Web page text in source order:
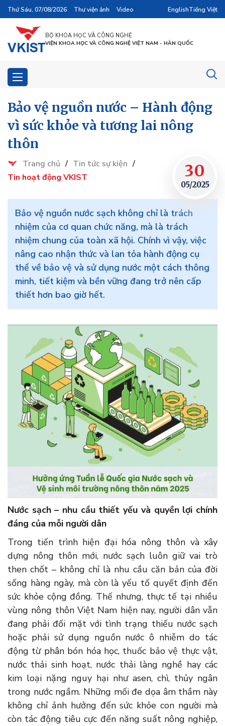
Thứ Sáu, 07/08/2026 Thư viện ảnh Video EnglishTiếng Việt
BỘ KHOA HỌC VÀ CÔNG NGHỆ
VIỆN KHOA HỌC VÀ CÔNG NGHỆ VIỆT NAM - HÀN QUỐC
30
05/2025
Bảo vệ nguồn nước – Hành động
vì sức khỏe và tương lai nông
thôn
Trang chủ / Tin tức sự kiện /
Tin hoạt động VKIST
Bảo vệ nguồn nước sạch không chỉ là trách
nhiệm của cơ quan chức năng, mà là trách
nhiệm chung của toàn xã hội. Chính vì vậy, việc
nâng cao nhận thức và lan tỏa hành động cụ
thể về bảo vệ và sử dụng nước một cách thông
minh, tiết kiệm và bền vững đang trở nên cấp
thiết hơn bao giờ hết.
Nước sạch – nhu cầu thiết yếu và quyền lợi chính
đáng của mỗi người dân
Trong tiến trình hiện đại hóa nông thôn và xây
dựng nông thôn mới, nước sạch luôn giữ vai trò
then chốt – không chỉ là nhu cầu căn bản của đời
sống hàng ngày, mà còn là yếu tố quyết định đến
sức khỏe cộng đồng. Thế nhưng, thực tế tại nhiều
vùng nông thôn Việt Nam hiện nay, người dân vẫn
đang phải đối mặt với tình trạng thiếu nước sạch
hoặc phải sử dụng nguồn nước ô nhiễm do tác
động từ phân bón hóa học, thuốc bảo vệ thực vật,
nước thải sinh hoạt, nước thải làng nghề hay các
kim loại nặng nguy hại như asen, chì, thủy ngân
trong nước ngầm. Những mối đe dọa âm thầm này
không chỉ ảnh hưởng đến sức khỏe con người mà
còn tác động tiêu cực đến năng suất nông nghiệp,